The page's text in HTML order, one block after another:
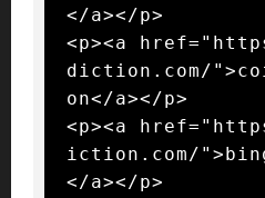
</a></p>
<p><a
diction.com/
on</a></p>
<p><a
iction.com/
</a></p>